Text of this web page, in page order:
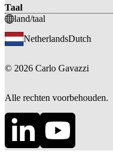
Taal
land/taal
NetherlandsDutch
© 2026 Carlo Gavazzi
Alle rechten voorbehouden.